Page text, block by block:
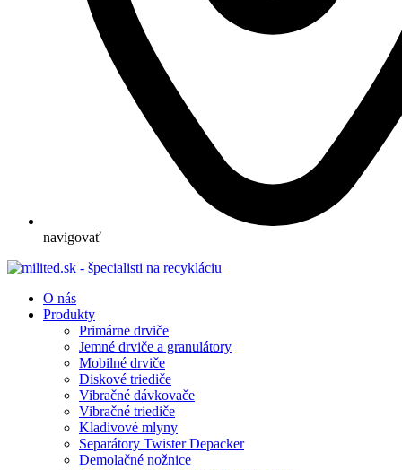
navigovať
O nás
Produkty
Primárne drviče
Jemné drviče a granulátory
Mobilné drviče
Diskové triediče
Vibračné dávkovače
Vibračné triediče
Kladivové mlyny
Separátory Twister Depacker
Demolačné nožnice